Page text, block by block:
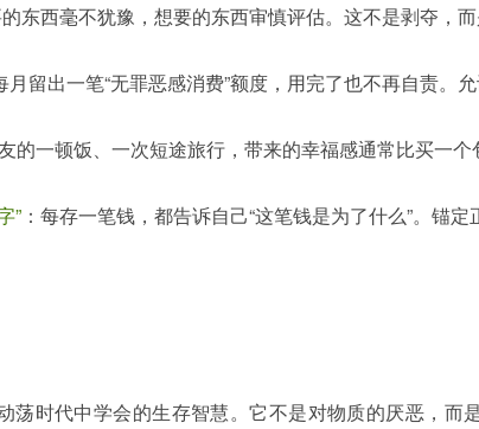
的东西毫不犹豫，想要的东西审慎评估。这不是剥夺，而
月留出一笔“无罪恶感消费”额度，用完了也不再自责。
的一顿饭、一次短途旅行，带来的幸福感通常比买一个
” ：每存一笔钱，都告诉自己“这笔钱是为了什么”。锚
荡时代中学会的生存智慧。它不是对物质的厌恶，